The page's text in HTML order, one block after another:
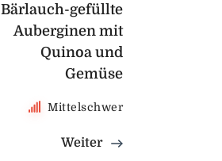
Bärlauch-gefüllte
Auberginen mit
Quinoa und
Gemüse
Mittelschwer
Weiter